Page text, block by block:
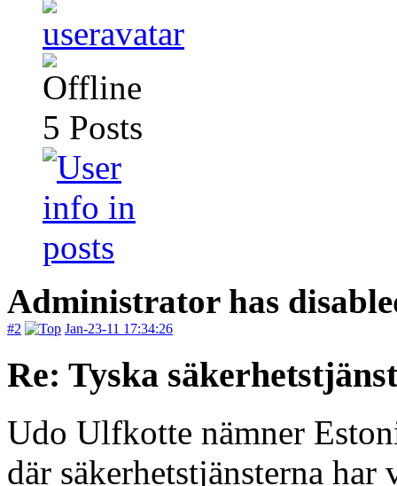
5 Posts
Administrator has
#2 Jan-23-11 17:34:26
Re: Tyska
Udo Ulfkotte nämner
där säkerhetstjänsterna